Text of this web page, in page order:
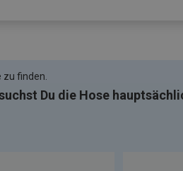
zu finden.
Du die Hose